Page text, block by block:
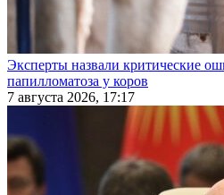
Эксперты назвали критические
папилломатоза у коров
7 августа 2026, 17:17